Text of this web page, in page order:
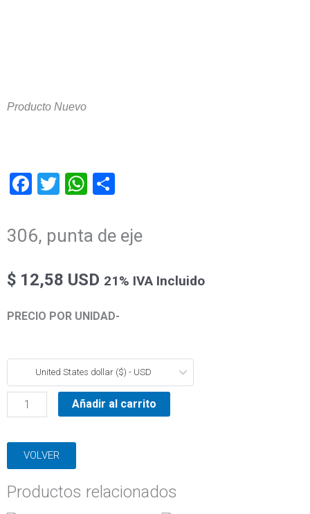
Producto Nuevo
Facebook
TwitterWhatsApp
306, punta de eje
$ 12,58 USD 21% IVA Incluido
PRECIO POR UNIDAD-
United States dollar ($) - USD
punta
eje
Añadir al carrito
VOLVER
Productos relacionados